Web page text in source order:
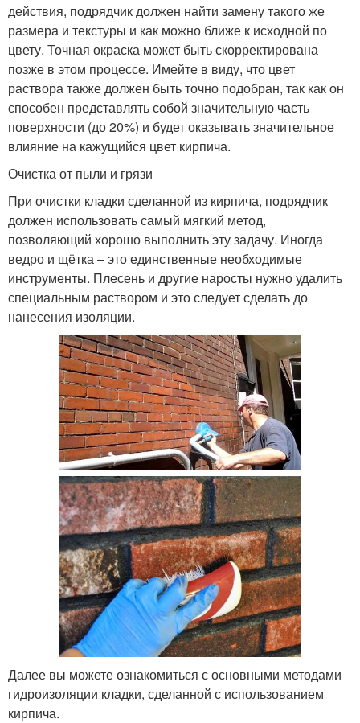
действия, подрядчик должен найти замену такого же
размера и текстуры и как можно ближе к исходной по
цвету. Точная окраска может быть скорректирована
позже в этом процессе. Имейте в виду, что цвет
раствора также должен быть точно подобран, так как он
способен представлять собой значительную часть
поверхности (до 20%) и будет оказывать значительное
влияние на кажущийся цвет кирпича.
Очистка от пыли и грязи
При очистки кладки сделанной из кирпича, подрядчик
должен использовать самый мягкий метод,
позволяющий хорошо выполнить эту задачу. Иногда
ведро и щётка – это единственные необходимые
инструменты. Плесень и другие наросты нужно удалить
специальным раствором и это следует сделать до
нанесения изоляции.
Далее вы можете ознакомиться с основными методами
гидроизоляции кладки, сделанной с использованием
кирпича.